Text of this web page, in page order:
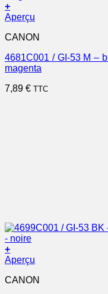
+
Aperçu
CANON
4681C001 / GI-53 M –
magenta
7,89 € TTC
+
Aperçu
CANON